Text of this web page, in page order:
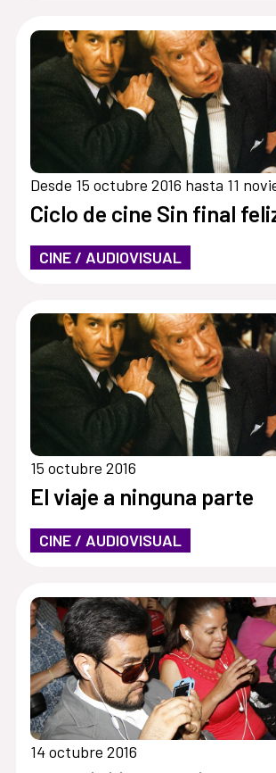
Desde 15 octubre 2016 hasta 11
Ciclo de cine Sin final
CINE / AUDIOVISUAL
15 octubre 2016
El viaje a ninguna parte
CINE / AUDIOVISUAL
14 octubre 2016